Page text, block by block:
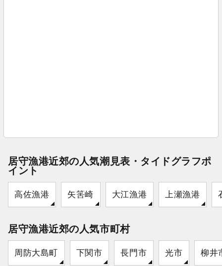
居守漁港近郊の人気潮見表・タイドグラフポ
イント
高佐漁港 矢筈崎 大江漁港 上瀬漁港
居守漁港近郊の人気市町村
周防大島町 下関市 長門市 光市 柳井